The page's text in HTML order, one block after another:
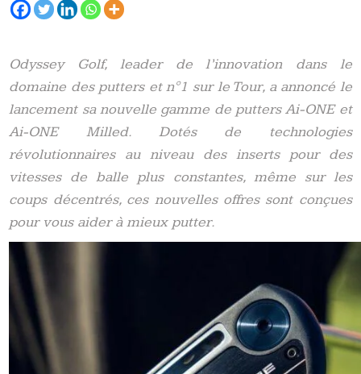
Odyssey Golf, leader de l’innovation dans le
domaine des putters et n°1 sur le Tour, a annoncé le
lancement sa nouvelle gamme de putters Ai-ONE et
Ai-ONE Milled. Dotés de technologies
révolutionnaires au niveau des inserts pour des
vitesses de balle plus constantes, même sur les
coups décentrés, ces nouvelles offres sont conçues
pour vous aider à mieux putter.